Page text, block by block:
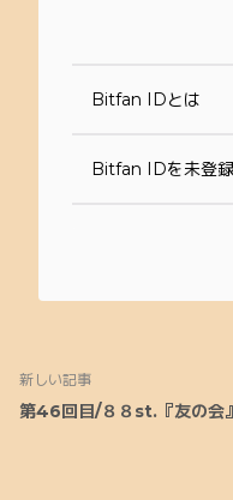
Bitfan IDとは
Bitfan IDを未登
新しい記事
第46回目/８８st.『友の会』